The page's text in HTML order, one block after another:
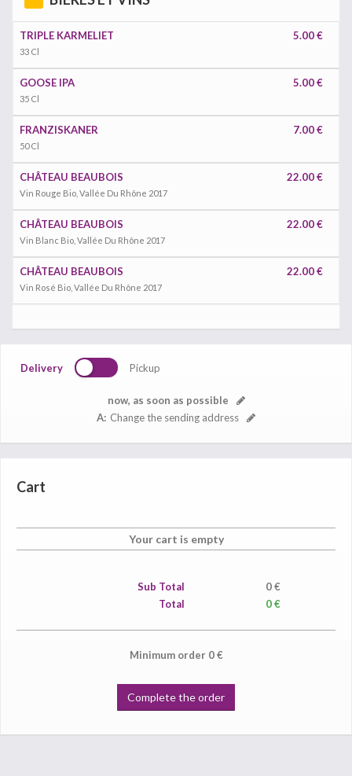
TRIPLE KARMELIET
33 Cl
5.00 €
GOOSE IPA
35 Cl
5.00 €
FRANZISKANER
50 Cl
7.00 €
CHÂTEAU BEAUBOIS
Vin Rouge Bio, Vallée Du Rhône 2017
22.00 €
CHÂTEAU BEAUBOIS
Vin Blanc Bio, Vallée Du Rhône 2017
22.00 €
CHÂTEAU BEAUBOIS
Vin Rosé Bio, Vallée Du Rhône 2017
22.00 €
Delivery Pickup
now, as soon as possible
A: Change the sending address
Cart
Your cart is empty
Sub Total 0€
Total
0 €
Minimum order 0€
Complete the order